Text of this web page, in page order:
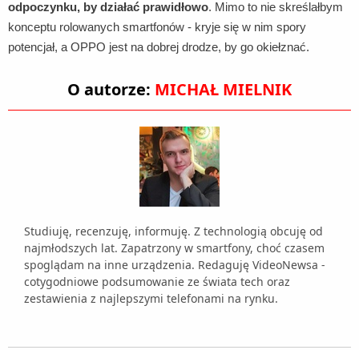
odpoczynku, by działać prawidłowo. Mimo to nie skreślałbym
konceptu rolowanych smartfonów - kryje się w nim spory
potencjał, a OPPO jest na dobrej drodze, by go okiełznać.
O autorze: MICHAŁ MIELNIK
Studiuję, recenzuję, informuję. Z technologią obcuję od
najmłodszych lat. Zapatrzony w smartfony, choć czasem
spoglądam na inne urządzenia. Redaguję VideoNewsa -
cotygodniowe podsumowanie ze świata tech oraz
zestawienia z najlepszymi telefonami na rynku.